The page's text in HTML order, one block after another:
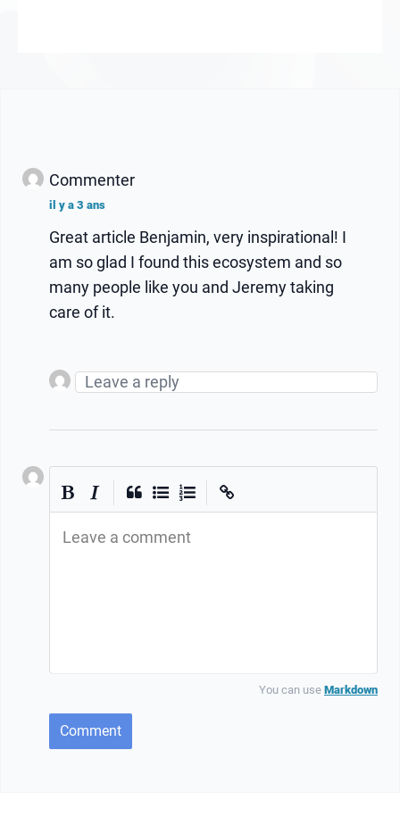
Commenter
il y a 3 ans
Great article Benjamin, very inspirational! I
am so glad I found this ecosystem and so
many people like you and Jeremy taking
care of it.
Leave a comment
You can use Markdown
Comment